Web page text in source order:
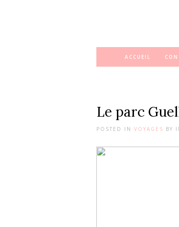
ACCUEIL
Le parc
POSTED IN VOYAGES BY